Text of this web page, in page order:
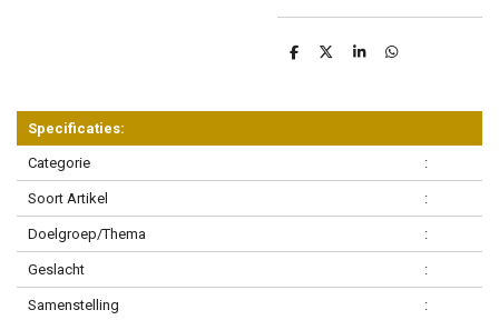
D
n
D
S
e
D
n
Specificaties:
Categorie :
Soort Artikel :
Doelgroep/Thema :
Geslacht :
Samenstelling :